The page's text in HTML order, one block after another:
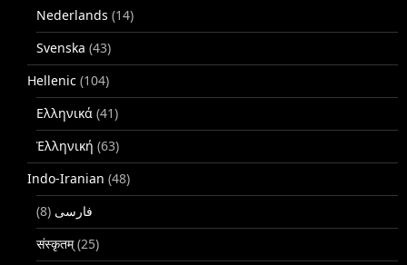
Nederlands (14)
Svenska (43)
Hellenic (104)
Ελληνικά (41)
Ἑλληνική (63)
Indo-Iranian (48)
فارسی (8)
संस्कृतम्(25)